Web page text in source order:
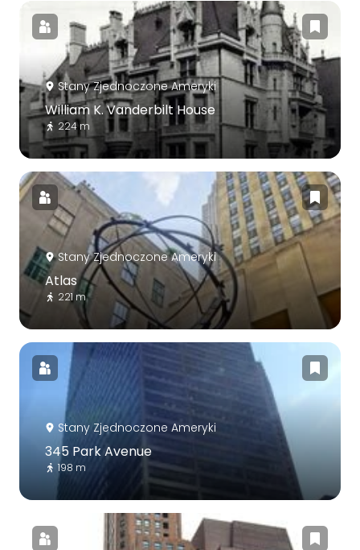
Stany Zjednoczone Ameryki
William K. Vanderbilt House
224 m
Stany Zjednoczone Ameryki
Atlas
221 m
Stany Zjednoczone Ameryki
345 Park Avenue
198 m